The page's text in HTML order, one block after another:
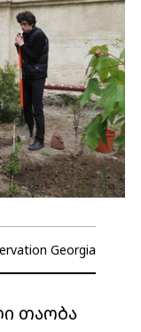
Georgia
თაობა